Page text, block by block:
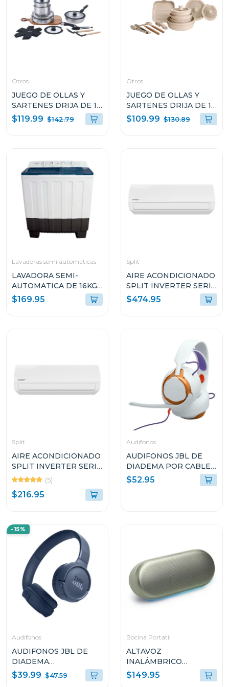
Otros
JUEGO DE OLLAS Y
SARTENES DRIJA DE 19
PIEZAS
ANTIADHERENTES
$119.99 $142.79
Otros
JUEGO DE OLLAS Y
SARTENES DRIJA DE 19
PIEZAS
ANTIADHERENTES
$109.99 $130.89
Lavadoras semi automáticas
LAVADORA SEMI-
AUTOMATICA DE 16KG
DOBLE TINA
WM1667PH
$169.95
Split
AIRE ACONDICIONADO
SPLIT INVERTER SERIE
G+ 22000BTU SEER19
ES24IDG24D
$474.95
Split
AIRE ACONDICIONADO
SPLIT INVERTER SERIE
G+ 12000BTU SEER17
ES12IDG24D
(5)
$216.95
Audifonos
AUDIFONOS JBL DE
DIADEMA POR CABLE
QUANTUM 250
QTUM250TELAM
$52.95
-15%
Audifonos
AUDIFONOS JBL DE
DIADEMA
INALÁMBRICOS TUNE
520 AZUL
$39.99 $47.59
Bocina Portatil
ALTAVOZ
INALÁMBRICO
HARMAN KARDON
LUNA2 CON
$149.95